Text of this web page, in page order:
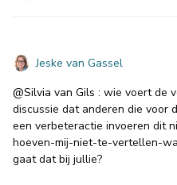
Jeske van Gassel
@Silvia van Gils : wie voert de
discussie dat anderen die voor
een verbeteractie invoeren dit
hoeven-mij-niet-te-vertellen-
gaat dat bij jullie?